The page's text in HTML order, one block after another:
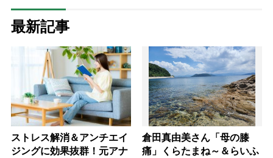
最新記事
ストレス解消＆アンチエイ
ジングに効果抜群！元アナ
倉田真由美さん「母の膝
痛」くらたまね～＆らいふ